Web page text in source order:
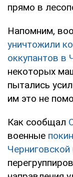
прямо в
Напомним,
уничтожили
оккупантов в
некоторых
пытались
им это не
Как сообщал
военные
Черниговской